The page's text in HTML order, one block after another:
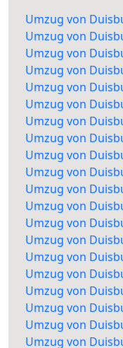
Umzug von
Umzug von
Umzug von
Umzug von
Umzug von
Umzug von
Umzug von
Umzug von
Umzug von
Umzug von
Umzug von
Umzug von
Umzug von
Umzug von
Umzug von
Umzug von
Umzug von
Umzug von
Umzug von
Umzug von